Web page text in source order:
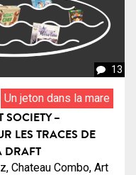
13
Un jeton dans la mare
SOCIETY –
LES TRACES DE
DRAFT
Chateau Combo, Art